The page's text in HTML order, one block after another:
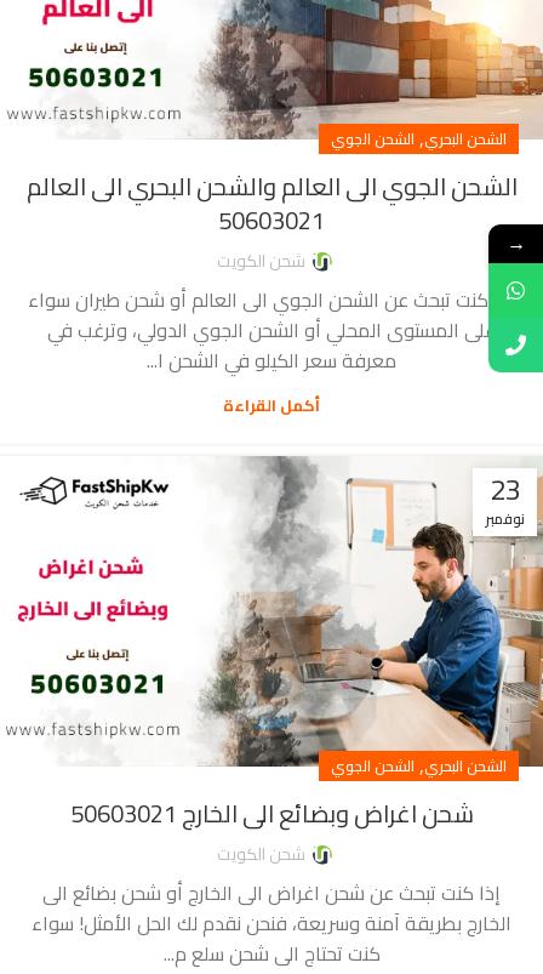
الشحن البحري, الشحن الجوي
الشحن الجوي الى العالم والشحن البحري الى العالم
50603021
شحن الكويت
إذا كنت تبحث عن الشحن الجوي الى العالم أو شحن طيران سواء
على المستوى المحلي أو الشحن الجوي الدولي، وترغب في
معرفة سعر الكيلو في الشحن ا...
أكمل القراءة
23
نوفمبر
الشحن البحري, الشحن الجوي
شحن اغراض وبضائع الى الخارج 50603021
شحن الكويت
إذا كنت تبحث عن شحن اغراض الى الخارج أو شحن بضائع الى
الخارج بطريقة آمنة وسريعة، فنحن نقدم لك الحل الأمثل! سواء
كنت تحتاج الى شحن سلع م...
→